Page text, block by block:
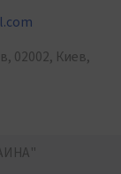
02002, Киев,